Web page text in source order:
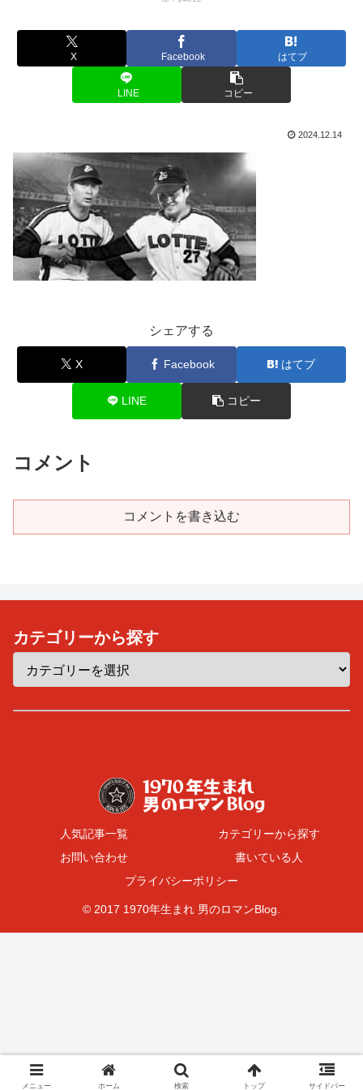
X Facebook はてブ
LINE コピー
2024.12.14
シェアする
X Facebook はてブ
LINE コピー
コメント
コメントを書き込む
カテゴリーから探す
人気記事一覧
カテゴリーから探す
お問い合わせ
書いている人
プライバシーポリシー
© 2017 1970年生まれ 男のロマンBlog.
メニュー ホーム 検索 トップ サイドバー